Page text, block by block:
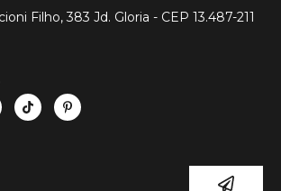
Filho, 383 Jd. Gloria - CEP 13.487-211